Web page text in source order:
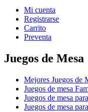
Mi cuenta
Registrarse
Carrito
Preventa
Juegos de Mesa
Mejores Juegos de
Juegos de mesa
Juegos de mesa
Juegos de mesa